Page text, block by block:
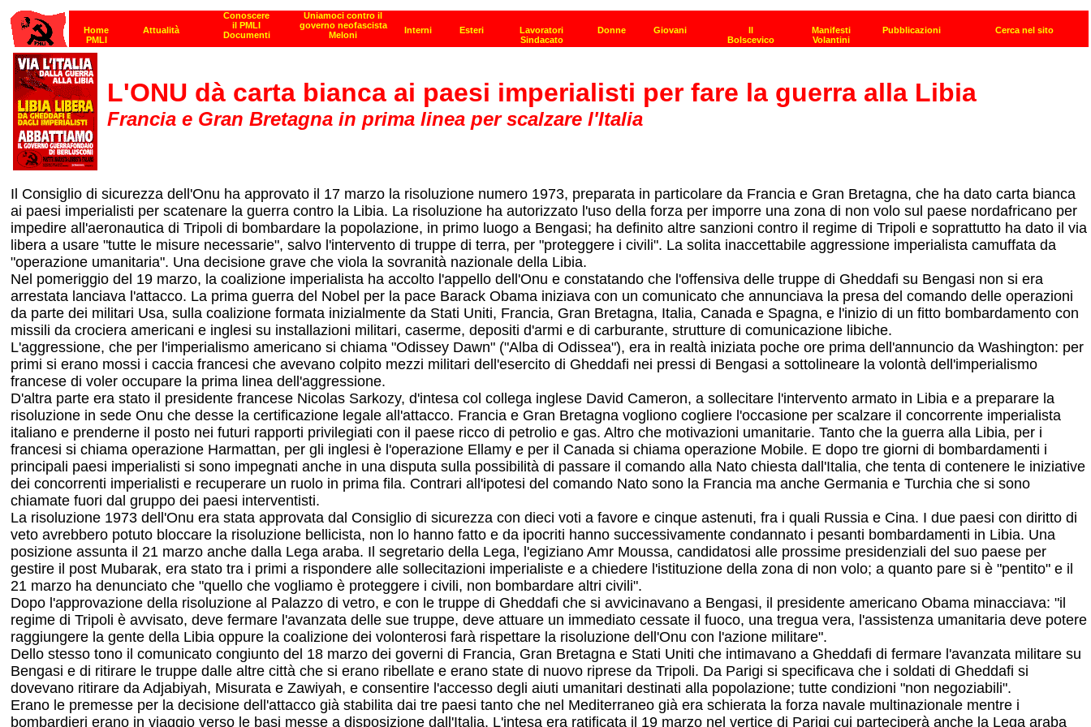
L'ONU dà carta bianca ai paesi imperialisti per fare la guerra alla Libia
Francia e Gran Bretagna in prima linea per scalzare l'Italia
Il Consiglio di sicurezza dell'Onu ha approvato il 17 marzo la risoluzione numero 1973, preparata in particolare da Francia e Gran Bretagna, che ha dato carta bianca
ai paesi imperialisti per scatenare la guerra contro la Libia. La risoluzione ha autorizzato l'uso della forza per imporre una zona di non volo sul paese nordafricano per
impedire all'aeronautica di Tripoli di bombardare la popolazione, in primo luogo a Bengasi; ha definito altre sanzioni contro il regime di Tripoli e soprattutto ha dato il via
libera a usare "tutte le misure necessarie", salvo l'intervento di truppe di terra, per "proteggere i civili". La solita inaccettabile aggressione imperialista camuffata da
"operazione umanitaria". Una decisione grave che viola la sovranità nazionale della Libia.
Nel pomeriggio del 19 marzo, la coalizione imperialista ha accolto l'appello dell'Onu e constatando che l'offensiva delle truppe di Gheddafi su Bengasi non si era
arrestata lanciava l'attacco. La prima guerra del Nobel per la pace Barack Obama iniziava con un comunicato che annunciava la presa del comando delle operazioni
da parte dei militari Usa, sulla coalizione formata inizialmente da Stati Uniti, Francia, Gran Bretagna, Italia, Canada e Spagna, e l'inizio di un fitto bombardamento con
missili da crociera americani e inglesi su installazioni militari, caserme, depositi d'armi e di carburante, strutture di comunicazione libiche.
L'aggressione, che per l'imperialismo americano si chiama "Odissey Dawn" ("Alba di Odissea"), era in realtà iniziata poche ore prima dell'annuncio da Washington: per
primi si erano mossi i caccia francesi che avevano colpito mezzi militari dell'esercito di Gheddafi nei pressi di Bengasi a sottolineare la volontà dell'imperialismo
francese di voler occupare la prima linea dell'aggressione.
D'altra parte era stato il presidente francese Nicolas Sarkozy, d'intesa col collega inglese David Cameron, a sollecitare l'intervento armato in Libia e a preparare la
risoluzione in sede Onu che desse la certificazione legale all'attacco. Francia e Gran Bretagna vogliono cogliere l'occasione per scalzare il concorrente imperialista
italiano e prenderne il posto nei futuri rapporti privilegiati con il paese ricco di petrolio e gas. Altro che motivazioni umanitarie. Tanto che la guerra alla Libia, per i
francesi si chiama operazione Harmattan, per gli inglesi è l'operazione Ellamy e per il Canada si chiama operazione Mobile. E dopo tre giorni di bombardamenti i
principali paesi imperialisti si sono impegnati anche in una disputa sulla possibilità di passare il comando alla Nato chiesta dall'Italia, che tenta di contenere le iniziative
dei concorrenti imperialisti e recuperare un ruolo in prima fila. Contrari all'ipotesi del comando Nato sono la Francia ma anche Germania e Turchia che si sono
chiamate fuori dal gruppo dei paesi interventisti.
La risoluzione 1973 dell'Onu era stata approvata dal Consiglio di sicurezza con dieci voti a favore e cinque astenuti, fra i quali Russia e Cina. I due paesi con diritto di
veto avrebbero potuto bloccare la risoluzione bellicista, non lo hanno fatto e da ipocriti hanno successivamente condannato i pesanti bombardamenti in Libia. Una
posizione assunta il 21 marzo anche dalla Lega araba. Il segretario della Lega, l'egiziano Amr Moussa, candidatosi alle prossime presidenziali del suo paese per
gestire il post Mubarak, era stato tra i primi a rispondere alle sollecitazioni imperialiste e a chiedere l'istituzione della zona di non volo; a quanto pare si è "pentito" e il
21 marzo ha denunciato che "quello che vogliamo è proteggere i civili, non bombardare altri civili".
Dopo l'approvazione della risoluzione al Palazzo di vetro, e con le truppe di Gheddafi che si avvicinavano a Bengasi, il presidente americano Obama minacciava: "il
regime di Tripoli è avvisato, deve fermare l'avanzata delle sue truppe, deve attuare un immediato cessate il fuoco, una tregua vera, l'assistenza umanitaria deve potere
raggiungere la gente della Libia oppure la coalizione dei volonterosi farà rispettare la risoluzione dell'Onu con l'azione militare".
Dello stesso tono il comunicato congiunto del 18 marzo dei governi di Francia, Gran Bretagna e Stati Uniti che intimavano a Gheddafi di fermare l'avanzata militare su
Bengasi e di ritirare le truppe dalle altre città che si erano ribellate e erano state di nuovo riprese da Tripoli. Da Parigi si specificava che i soldati di Gheddafi si
dovevano ritirare da Adjabiyah, Misurata e Zawiyah, e consentire l'accesso degli aiuti umanitari destinati alla popolazione; tutte condizioni "non negoziabili".
Erano le premesse per la decisione dell'attacco già stabilita dai tre paesi tanto che nel Mediterraneo già era schierata la forza navale multinazionale mentre i
bombardieri erano in viaggio verso le basi messe a disposizione dall'Italia. L'intesa era ratificata il 19 marzo nel vertice di Parigi cui parteciperà anche la Lega araba